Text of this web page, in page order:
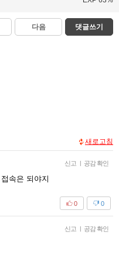
다음 댓글쓰기
새로고침
신고 | 공감 확인
속은 되야지
0
0
신고 | 공감 확인